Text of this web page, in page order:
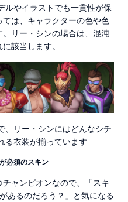
ルやイラストでも一貫性が保
は、キャラクターの色や色
リー・シンの場合は、混沌
該当します。
、リー・シンにはどんなシチ
る衣装が揃っています
必須のスキン
ャンピオンなので、「スキ
あるのだろう？」と気になる